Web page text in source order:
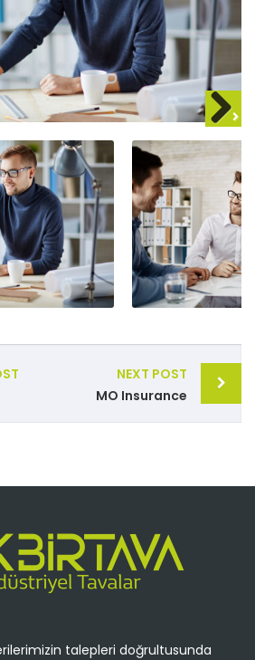
NEXT POST
MO Insurance
talepleri doğrultusunda